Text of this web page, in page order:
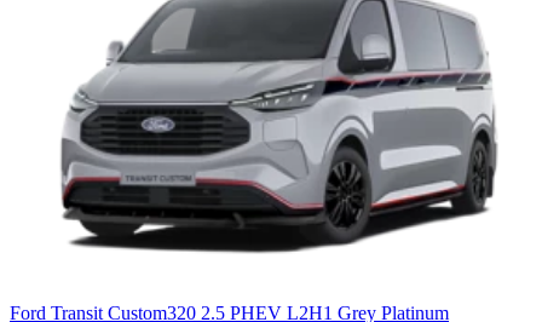
Ford Transit Custom320 2.5 PHEV L2H1 Grey Platinum